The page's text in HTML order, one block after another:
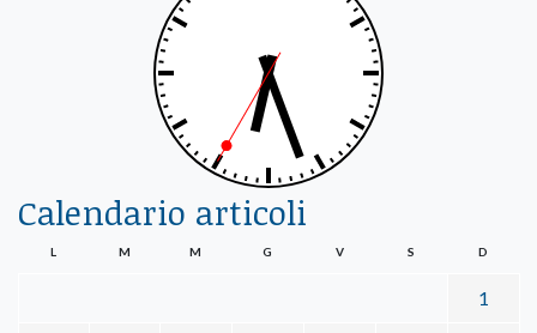
Calendario articoli
L M M G V S D
1